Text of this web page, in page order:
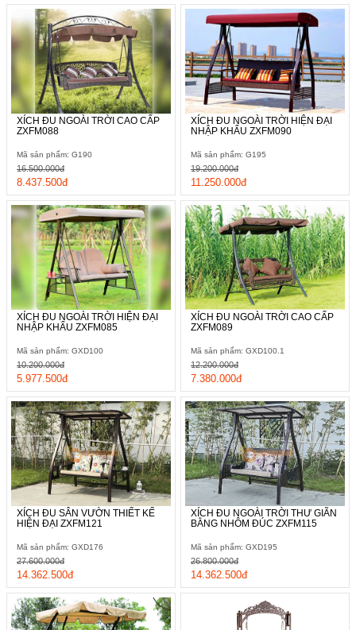
XÍCH ĐU NGOÀI TRỜI CAO CẤP
ZXFM088
Mã sản phẩm: G190
8.437.500đ
16.500.000đ
XÍCH ĐU NGOÀI TRỜI HIỆN ĐẠI
NHẬP KHẨU ZXFM090
Mã sản phẩm: G195
11.250.000đ
19.200.000đ
XÍCH ĐU NGOÀI TRỜI HIỆN ĐẠI
NHẬP KHẨU ZXFM085
Mã sản phẩm: GXD100
5.977.500đ
10.200.000đ
XÍCH ĐU NGOÀI TRỜI CAO CẤP
ZXFM089
Mã sản phẩm: GXD100.1
7.380.000đ
12.200.000đ
XÍCH ĐU SÂN VƯỜN THIẾT KẾ
HIỆN ĐẠI ZXFM121
Mã sản phẩm: GXD176
14.362.500đ
27.600.000đ
XÍCH ĐU NGOÀI TRỜI THƯ GIÃN
BẰNG NHÔM ĐÚC ZXFM115
Mã sản phẩm: GXD195
14.362.500đ
26.800.000đ